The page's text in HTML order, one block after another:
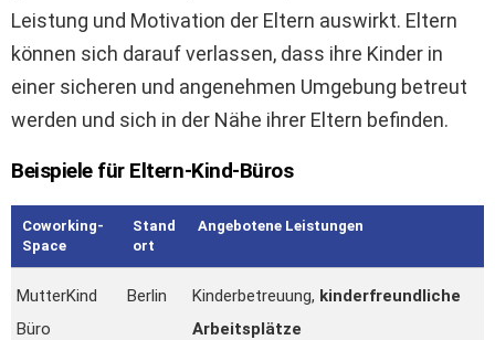
Leistung und Motivation der Eltern auswirkt. Eltern
können sich darauf verlassen, dass ihre Kinder in
einer sicheren und angenehmen Umgebung betreut
werden und sich in der Nähe ihrer Eltern befinden.
Beispiele für Eltern-Kind-Büros
Coworking-
Space
Stand
ort
Angebotene Leistungen
MutterKind
Büro
Berlin Kinderbetreuung, kinderfreundliche
Arbeitsplätze